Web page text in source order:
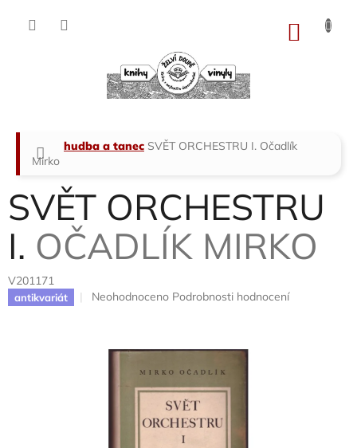
Domů
hudba a tanec SVĚT ORCHESTRU I. Očadlík
Mirko
SVĚT ORCHESTRU
I. OČADLÍK MIRKO
V201171
antikvariát
Průměrné
Neohodnoceno Podrobnosti hodnocení